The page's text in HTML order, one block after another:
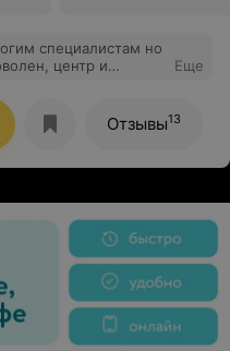
специалистам но
центр и
Еще
Отзывы13